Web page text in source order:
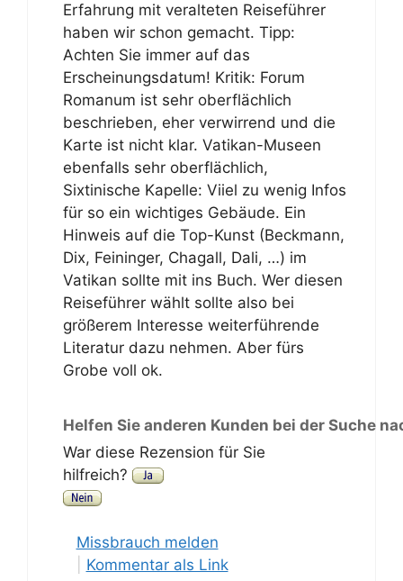
Erfahrung mit veralteten Reiseführer
haben wir schon gemacht. Tipp:
Achten Sie immer auf das
Erscheinungsdatum! Kritik: Forum
Romanum ist sehr oberflächlich
beschrieben, eher verwirrend und die
Karte ist nicht klar. Vatikan-Museen
ebenfalls sehr oberflächlich,
Sixtinische Kapelle: Viiel zu wenig Infos
für so ein wichtiges Gebäude. Ein
Hinweis auf die Top-Kunst (Beckmann,
Dix, Feininger, Chagall, Dali, …) im
Vatikan sollte mit ins Buch. Wer diesen
Reiseführer wählt sollte also bei
größerem Interesse weiterführende
Literatur dazu nehmen. Aber fürs
Grobe voll ok.
Helfen Sie anderen Kunden bei der Suche
War diese Rezension für Sie
hilfreich?
Missbrauch melden
Kommentar als Link